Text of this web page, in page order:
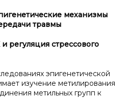
механизмы
травмы
и регуляция стрессового
эпигенетической
изучение метилирования
метильных групп к